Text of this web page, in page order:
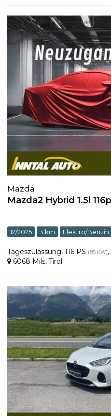
Mazda
Mazda2 Hybrid 1.5l
12/2025 3 km Elektro/Benzin
Tageszulassung, 116 PS (85 KW),
6068 Mils, Tirol